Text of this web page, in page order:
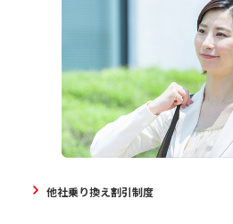
他社乗り換え割引制度